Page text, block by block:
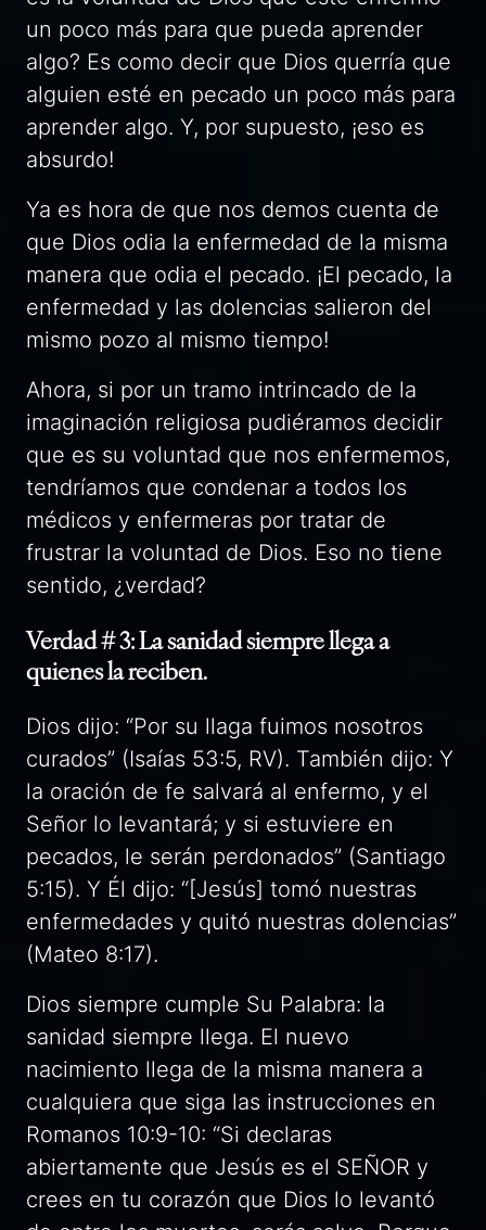
un poco más para que pueda aprender
algo? Es como decir que Dios querría que
alguien esté en pecado un poco más para
aprender algo. Y, por supuesto, ¡eso es
absurdo!
Ya es hora de que nos demos cuenta de
que Dios odia la enfermedad de la misma
manera que odia el pecado. ¡El pecado, la
enfermedad y las dolencias salieron del
mismo pozo al mismo tiempo!
Ahora, si por un tramo intrincado de la
imaginación religiosa pudiéramos decidir
que es su voluntad que nos enfermemos,
tendríamos que condenar a todos los
médicos y enfermeras por tratar de
frustrar la voluntad de Dios. Eso no tiene
sentido, ¿verdad?
Verdad # 3: La sanidad siempre llega a
quienes la reciben.
Dios dijo: “Por su llaga fuimos nosotros
curados” (Isaías 53:5, RV). También dijo: Y
la oración de fe salvará al enfermo, y el
Señor lo levantará; y si estuviere en
pecados, le serán perdonados” (Santiago
5:15). Y Él dijo: “[Jesús] tomó nuestras
enfermedades y quitó nuestras dolencias”
(Mateo 8:17).
Dios siempre cumple Su Palabra: la
sanidad siempre llega. El nuevo
nacimiento llega de la misma manera a
cualquiera que siga las instrucciones en
Romanos 10:9-10: “Si declaras
abiertamente que Jesús es el SEÑOR y
crees en tu corazón que Dios lo levantó